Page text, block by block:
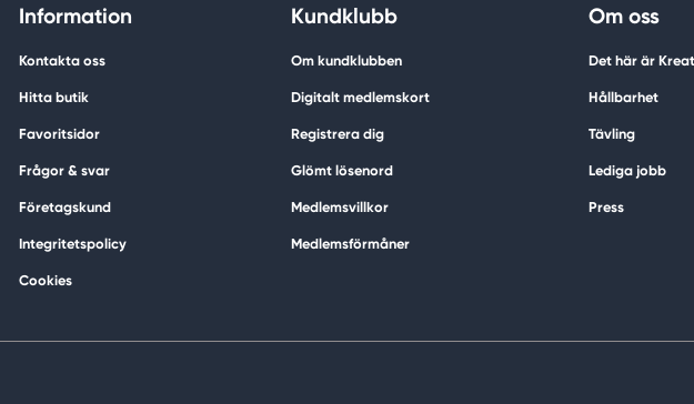
Information
Kontakta oss
Hitta butik
Favoritsidor
Frågor & svar
Företagskund
Integritetspolicy
Cookies
Kundklubb
Om kundklubben
Digitalt medlemskort
Registrera dig
Glömt lösenord
Medlemsvillkor
Medlemsförmåner
Om oss
Det här är
Hållbarhet
Tävling
Lediga jobb
Press